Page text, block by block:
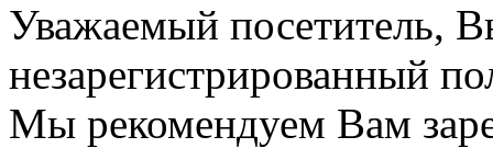
Уважаемый посетитель,
незарегистрированный
Мы рекомендуем Вам